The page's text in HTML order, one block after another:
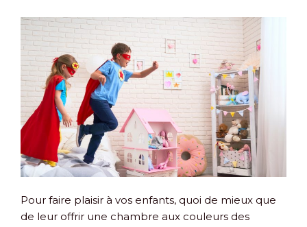
Pour faire plaisir à vos enfants, quoi de mieux que
de leur offrir une chambre aux couleurs des